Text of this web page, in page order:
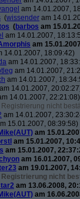
am 14.01.2007,
(wissender am
(barbos am
am 14.01.2007,
am
14.01.2007, 18:09:42)
am 14.01.2007,
am 14.01.2007,
am 14.01.2007,
am 14.01.2007,
14.01.2007, 22:21:08)
nicht
am 14.01.2007,
15.01.2007, 08:39:58)
am
am 15.01.2007,
am 15.01.2007,
am 16.01.2007,
am 19.01.2007,
nicht
am 13.06.2008,
am